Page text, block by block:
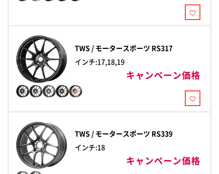
TWS / モータースポーツ RS317
インチ:17,18,19
キャンペーン価格
TWS / モータースポーツ RS339
インチ:18
キャンペーン価格